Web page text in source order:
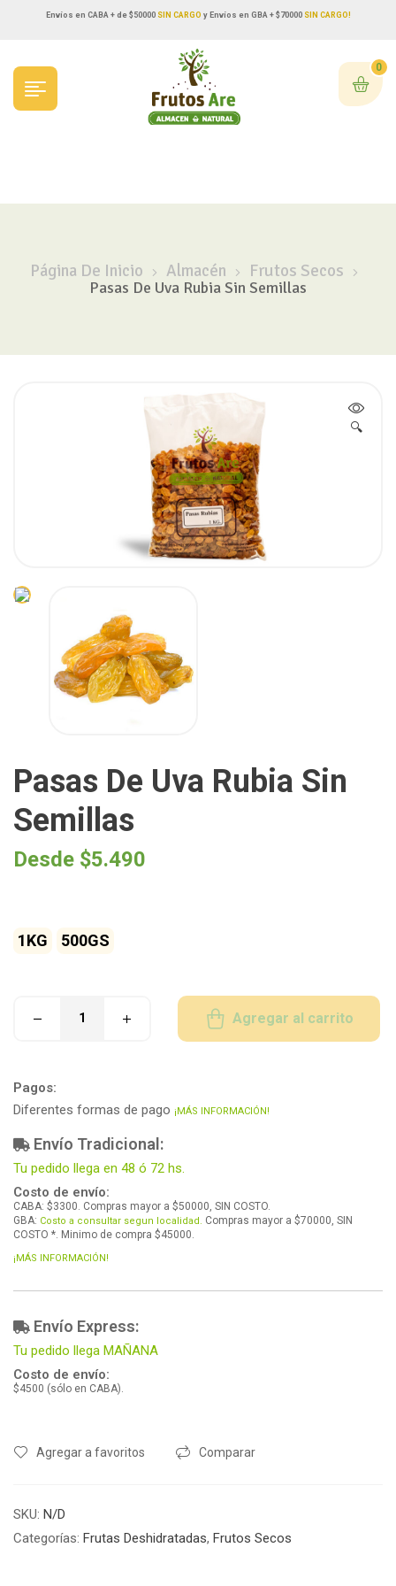
Envíos en CABA + de $50000SIN CARGO y Envíos en GBA + $70000 SIN CARGO!
0
Página De Inicio Almacén Frutos Secos
Pasas De Uva Rubia Sin Semillas
🔍
Pasas De Uva Rubia Sin
Semillas
Desde $5.490
1KG 500GS
Agregar al carrito
Pagos:
Diferentes formas de pago ¡MÁS INFORMACIÓN!
Envío Tradicional:
Tu pedido llega en 48 ó 72 hs.
Costo de envío:
CABA: $3300. Compras mayor a $50000, SIN COSTO.
GBA: Costo a consultar segun localidad.
Compras mayor a $70000, SIN
COSTO *. Minimo de compra $45000.
¡MÁS INFORMACIÓN!
Envío Express:
Tu pedido llega MAÑANA
Costo de envío:
$4500 (sólo en CABA).
Agregar a favoritos Comparar
SKU: N/D
Categorías: Frutas Deshidratadas, Frutos Secos